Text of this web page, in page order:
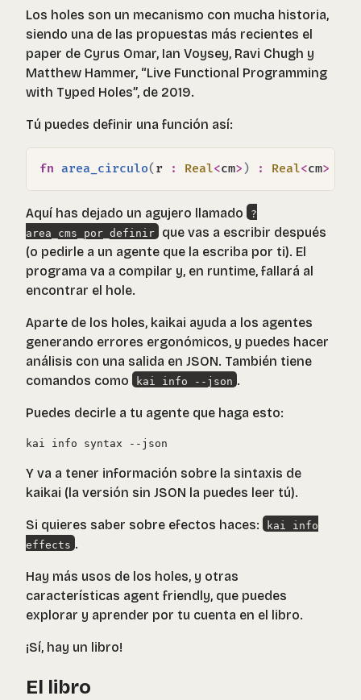
Los holes son un mecanismo con mucha historia,
siendo una de las propuestas más recientes el
paper de Cyrus Omar, Ian Voysey, Ravi Chugh y
Matthew Hammer, “Live Functional Programming
with Typed Holes”, de 2019.
Tú puedes definir una función así:
fn area_circulo(r : Real<cm>) : Real<cm>
Aquí has dejado un agujero llamado
?
area_cms_por_definir
que vas a escribir después
(o pedirle a un agente que la escriba por ti). El
programa va a compilar y, en runtime, fallará al
encontrar el hole.
Aparte de los holes, kaikai ayuda a los agentes
generando errores ergonómicos, y puedes hacer
análisis con una salida en JSON. También tiene
comandos como
kai info --json .
Puedes decirle a tu agente que haga esto:
Y va a tener información sobre la sintaxis de
kaikai (la versión sin JSON la puedes leer tú).
Si quieres saber sobre efectos haces:
kai info
effects .
Hay más usos de los holes, y otras
características agent friendly, que puedes
explorar y aprender por tu cuenta en el libro.
¡Sí, hay un libro!
El libro